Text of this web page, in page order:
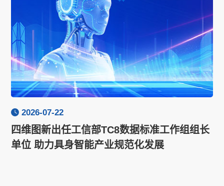
2026-07-22
四维图新出任工信部TC8数据标准工作组组长
单位 助力具身智能产业规范化发展